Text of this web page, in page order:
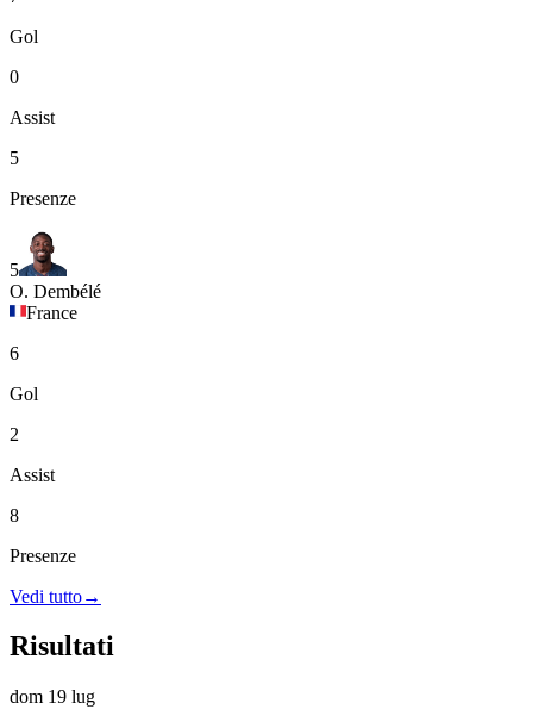
Gol
0
Assist
5
Presenze
5
O. Dembélé
France
6
Gol
2
Assist
8
Presenze
Vedi tutto→
Risultati
dom 19 lug